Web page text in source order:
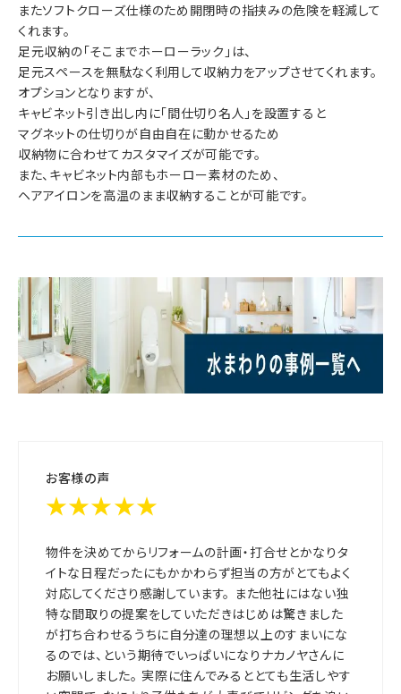
またソフトクローズ仕様のため開閉時の指挟みの危険を軽減して
くれます。
足元収納の「そこまでホーローラック」は、
足元スペースを無駄なく利用して収納力をアップさせてくれます。
オプションとなりますが、
キャビネット引き出し内に「間仕切り名人」を設置すると
マグネットの仕切りが自由自在に動かせるため
収納物に合わせてカスタマイズが可能です。
また、キャビネット内部もホーロー素材のため、
ヘアアイロンを高温のまま収納することが可能です。
お客様の声
★★★★★
物件を決めてからリフォームの計画・打合せとかなりタ
イトな日程だったにもかかわらず担当の方がとてもよく
対応してくださり感謝しています。 また他社にはない独
特な間取りの提案をしていただきはじめは驚きました
が打ち合わせるうちに自分達の理想以上のすまいにな
るのでは、という期待でいっぱいになりナカノヤさんに
お願いしました。 実際に住んでみるととても生活しやす